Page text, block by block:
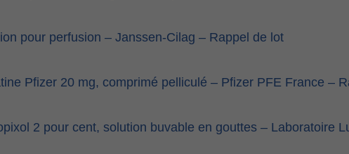
pour perfusion – Janssen-Cilag – Rappel de lot
Pfizer 20 mg, comprimé pelliculé – Pfizer PFE France –
2 pour cent, solution buvable en gouttes – Laboratoire